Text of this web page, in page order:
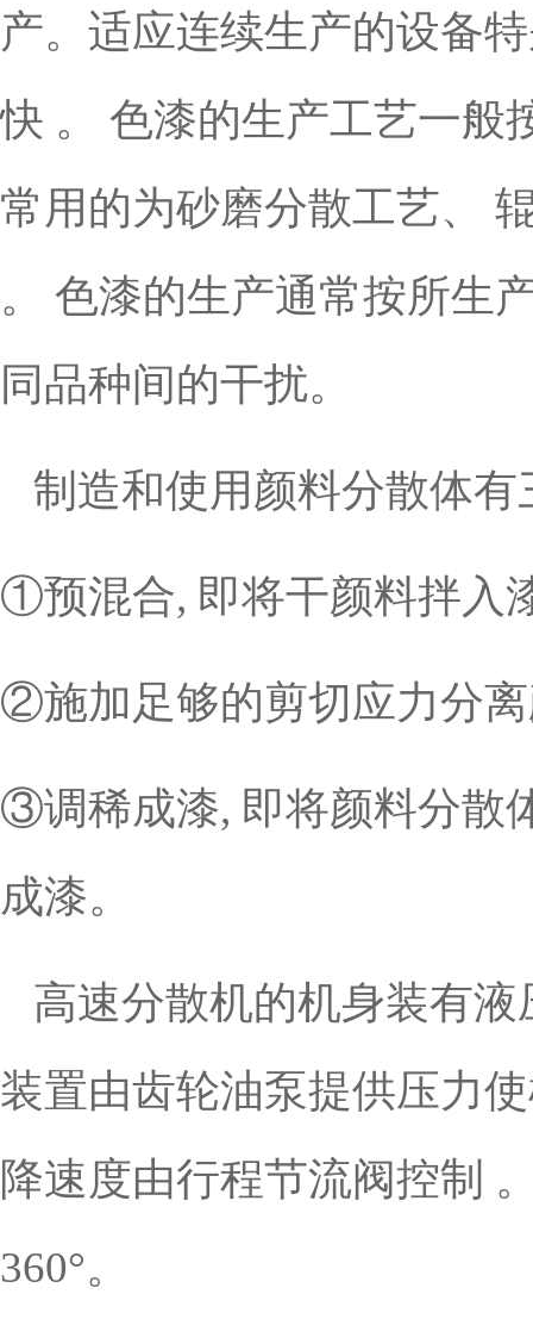
产。适应连续生产的设备
快 。 色漆的生产工艺一般
常用的为砂磨分散工艺、
。 色漆的生产通常按所生
同品种间的干扰。
制造和使用颜料分散体
①预混合, 即将干颜料拌入
②施加足够的剪切应力分
③调稀成漆, 即将颜料分散
成漆。
高速分散机的机身装有
装置由齿轮油泵提供压力
降速度由行程节流阀控制
360°。